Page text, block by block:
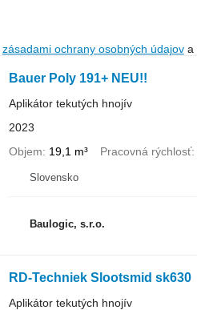
zásadami ochrany osobných údajova
Bauer Poly 191+ NEU!!
Aplikátor tekutých hnojív
2023
Objem
19,1 m³ Pracovná rýchlosť
Slovensko
Baulogic, s.r.o.
RD-Techniek Slootsmid sk630
Aplikátor tekutých hnojív